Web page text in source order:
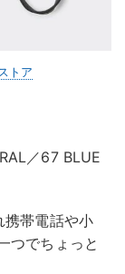
トア
／67 BLUE
携帯電話や小
つでちょっと